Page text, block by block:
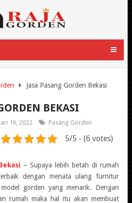
Jasa Pasang Gorden Bekasi
BEKASI
16, 2022 Pasang Gorden
5/5 - (6 votes)
– Supaya lebih betah di rumah
dengan menata ulang furnitur
gorden yang menarik. Dengan
rumah maka hal itu akan membuat